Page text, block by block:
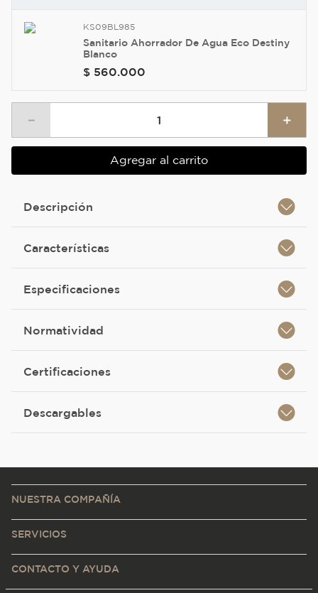
KS09BL985
Sanitario Ahorrador De Agua Eco Destiny
Blanco
$ 560.000
＋
－
Agregar al carrito
Descripción
Características
Especificaciones
Normatividad
Certificaciones
Descargables
NUESTRA COMPAÑÍA
SERVICIOS
CONTACTO Y AYUDA